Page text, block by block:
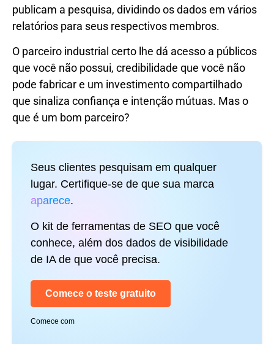
publicam a pesquisa, dividindo os dados em vários
relatórios para seus respectivos membros.
O parceiro industrial certo lhe dá acesso a públicos
que você não possui, credibilidade que você não
pode fabricar e um investimento compartilhado
que sinaliza confiança e intenção mútuas. Mas o
que é um bom parceiro?
Seus clientes pesquisam em qualquer
lugar. Certifique-se de que sua marca
aparece.
O kit de ferramentas de SEO que você
conhece, além dos dados de visibilidade
de IA de que você precisa.
Comece o teste gratuito
Comece com